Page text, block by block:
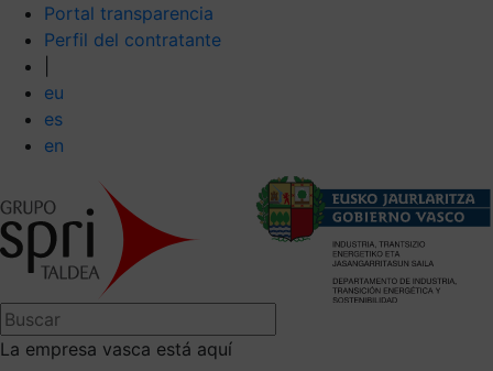
Portal transparencia
Perfil del contratante
eu
es
en
La empresa vasca está aquí